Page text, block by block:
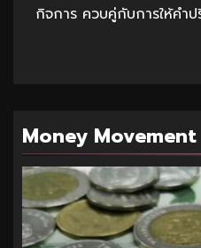
กิจการ ควบคู่กับการให้คำป
Money Movement